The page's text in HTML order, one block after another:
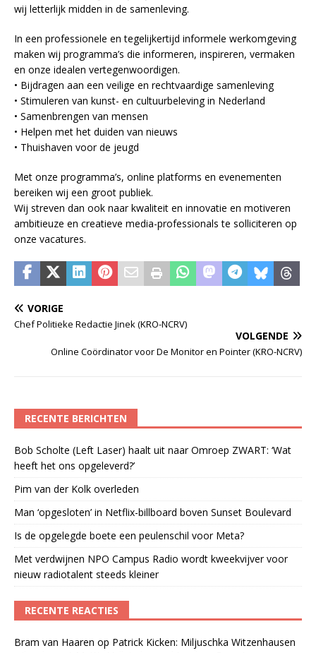
wij letterlijk midden in de samenleving.
In een professionele en tegelijkertijd informele werkomgeving
maken wij programma’s die informeren, inspireren, vermaken
en onze idealen vertegenwoordigen.
• Bijdragen aan een veilige en rechtvaardige samenleving
• Stimuleren van kunst- en cultuurbeleving in Nederland
• Samenbrengen van mensen
• Helpen met het duiden van nieuws
• Thuishaven voor de jeugd
Met onze programma’s, online platforms en evenementen
bereiken wij een groot publiek.
Wij streven dan ook naar kwaliteit en innovatie en motiveren
ambitieuze en creatieve media-professionals te solliciteren op
onze vacatures.
VORIGE
Chef Politieke Redactie Jinek (KRO-NCRV)
VOLGENDE
Online Coördinator voor De Monitor en Pointer (KRO-NCRV)
RECENTE BERICHTEN
Bob Scholte (Left Laser) haalt uit naar Omroep ZWART: ‘Wat
heeft het ons opgeleverd?’
Pim van der Kolk overleden
Man ‘opgesloten’ in Netflix-billboard boven Sunset Boulevard
Is de opgelegde boete een peulenschil voor Meta?
Met verdwijnen NPO Campus Radio wordt kweekvijver voor
nieuw radiotalent steeds kleiner
RECENTE REACTIES
Bram van Haaren op Patrick Kicken: Miljuschka Witzenhausen